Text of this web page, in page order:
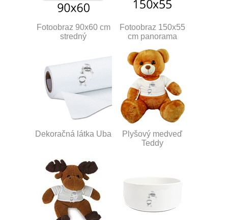
Fotoobraz 90x60 cm
stredný
Fotoobraz 150x55
cm panorama
Dekoračná látka Uba
Plyšový medveď
Teddy